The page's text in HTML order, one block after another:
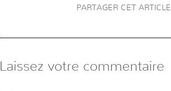
PARTAGER CET ARTICLE
Laissez votre commentaire